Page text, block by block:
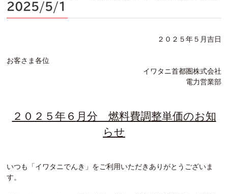
2025/5/1
２０２５年５ 月吉日
お客さま各位
イワタニ首都圏株式会社
電力営業部
２０２５年６ 月分 燃料費調整単価のお知
らせ
いつも「イワタニでんき」をご利用いただきありがとうございま
す。